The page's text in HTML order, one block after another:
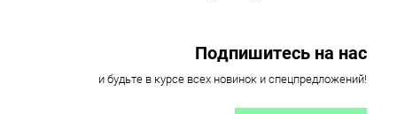
Подпишитесь на нас
и будьте в курсе всех новинок и спецпредложений!